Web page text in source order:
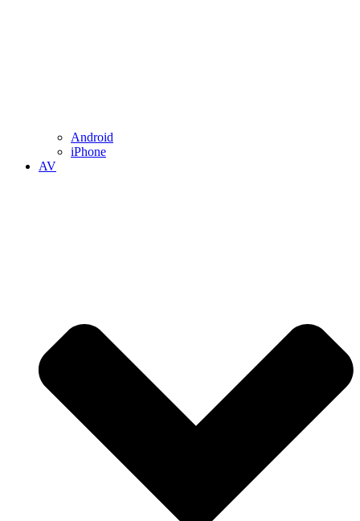
Android
iPhone
AV